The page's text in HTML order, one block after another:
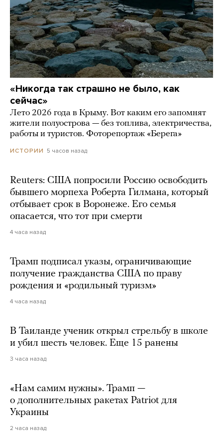
«Никогда так страшно не было, как
сейчас»
Лето 2026 года в Крыму. Вот каким его запомнят
жители полуострова — без топлива, электричества,
работы и туристов. Фоторепортаж «Берега»
ИСТОРИИ 5 часов назад
Reuters: США попросили Россию освободить
бывшего морпеха Роберта Гилмана, который
отбывает срок в Воронеже. Его семья
опасается, что тот при смерти
4 часа назад
Трамп подписал указы, ограничивающие
получение гражданства США по праву
рождения и «родильный туризм»
4 часа назад
В Таиланде ученик открыл стрельбу в школе
и убил шесть человек. Еще 15 ранены
3 часа назад
«Нам самим нужны». Трамп —
о дополнительных ракетах Patriot для
Украины
2 часа назад